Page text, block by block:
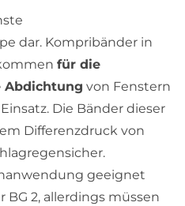
dar. Kompribänder in
für die
Abdichtung von Fenstern
Die Bänder dieser
Differenzdruck von
geeignet
2, allerdings müssen